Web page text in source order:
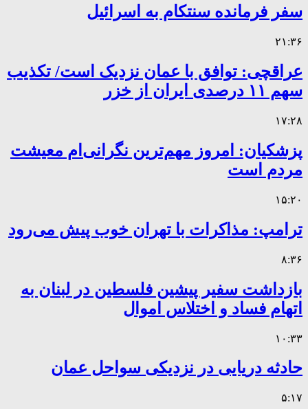
سفر فرمانده سنتکام به اسرائیل
۲۱:۳۶
عراقچی: توافق با عمان نزدیک است/ تکذیب
سهم ۱۱ درصدی ایران از خزر
۱۷:۲۸
پزشکیان: امروز مهم‌ترین نگرانی‌ام معیشت
مردم است
۱۵:۲۰
ترامپ: مذاکرات با تهران خوب پیش می‌رود
۸:۳۶
بازداشت سفیر پیشین فلسطین در لبنان به
اتهام فساد و اختلاس اموال
۱۰:۳۳
حادثه دریایی در نزدیکی سواحل عمان
۵:۱۷